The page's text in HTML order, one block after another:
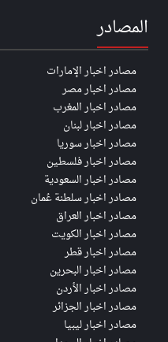
المصادر
مصادر اخبار الإمارات
مصادر اخبار مصر
مصادر اخبار المغرب
مصادر اخبار لبنان
مصادر اخبار سوريا
مصادر اخبار فلسطين
مصادر اخبار السعودية
مصادر اخبار سلطنة عُمان
مصادر اخبار العراق
مصادر اخبار الكويت
مصادر اخبار قطر
مصادر اخبار البحرين
مصادر اخبار الأردن
مصادر اخبار الجزائر
مصادر اخبار ليبيا